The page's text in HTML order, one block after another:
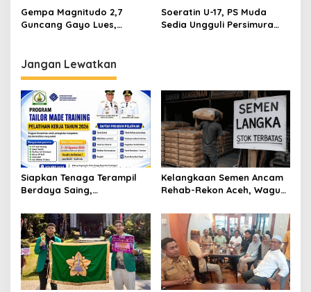
Mesin
Gempa Magnitudo 2,7
Guncang Gayo Lues,
Soeratin U-17, PS Muda
Sedia Ungguli Persimura
Jangan Lewatkan
Siapkan Tenaga Terampil
Berdaya Saing,
Tamiang Buka Pelatihan
Kerja 2026
Kelangkaan Semen Ancam
Rehab-Rekon Aceh, Wagub